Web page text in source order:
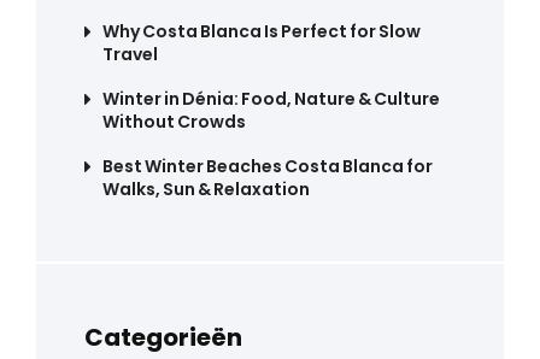
Why Costa Blanca Is Perfect for Slow
Travel
Winter in Dénia: Food, Nature & Culture
Without Crowds
Best Winter Beaches Costa Blanca for
Walks, Sun & Relaxation
Categorieën